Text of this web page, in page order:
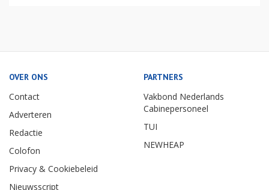
OVER ONS
Contact
Adverteren
Redactie
Colofon
Privacy & Cookiebeleid
Nieuwsscript
PARTNERS
Vakbond Nederlands
Cabinepersoneel
TUI
NEWHEAP